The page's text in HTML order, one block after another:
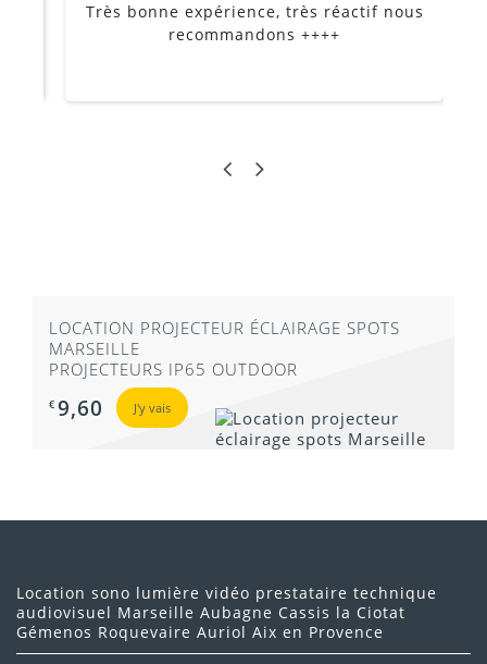
Très bonne expérience, très réactif nous
recommandons ++++
LOCATION PROJECTEUR ÉCLAIRAGE SPOTS
MARSEILLE
PROJECTEURS IP65 OUTDOOR
€ 9,60 J'y vais
Location sono lumière vidéo prestataire technique
audiovisuel Marseille Aubagne Cassis la Ciotat
Gémenos Roquevaire Auriol Aix en Provence